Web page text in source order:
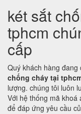
két sắt
tphcm
cấp
Quý khách hàng
chống cháy tại
lượng. chúng tôi luôn
Với hệ thống mã
để đáp ứng yêu cầu